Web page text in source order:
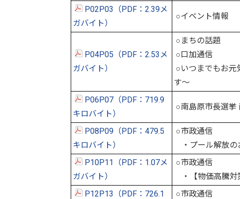
P02P03（PDF：2.39メ
ガバイト）
○イベント情報
P04P05（PDF：2.53メ
ガバイト）
○まちの話題
○口加通信
○いつまでもお元
す～
P06P07（PDF：719.9
キロバイト）
○南島原市長選挙
P08P09（PDF：479.5
キロバイト）
○市政通信
・プール解放の
P10P11（PDF：1.07メ
ガバイト）
○市政通信
・【物価高騰対
P12P13（PDF：726.1
○市政通信